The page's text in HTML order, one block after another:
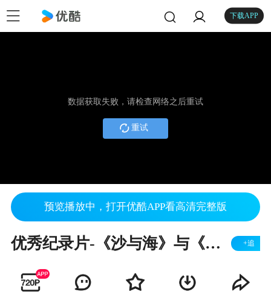
下载APP
数据获取失败，请检查网络之后重试
重试
预览播放中，打开优酷APP看高清完整版
优秀纪录片-《沙与海》与《雕塑家刘焕章》 +追